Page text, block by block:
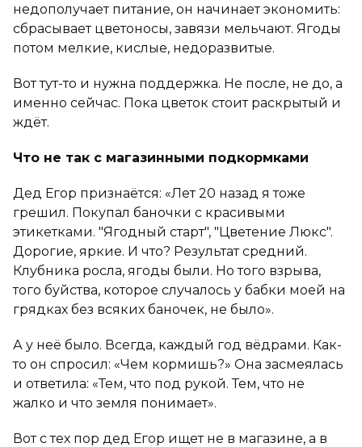
недополучает питание, он начинает экономить:
сбрасывает цветоносы, завязи мельчают. Ягоды
потом мелкие, кислые, недоразвитые.
Вот тут-то и нужна поддержка. Не после, не до, а
именно сейчас. Пока цветок стоит раскрытый и
ждёт.
Что не так с магазинными подкормками
Дед Егор признаётся: «Лет 20 назад я тоже
грешил. Покупал баночки с красивыми
этикетками. "Ягодный старт", "Цветение Люкс".
Дорогие, яркие. И что? Результат средний.
Клубника росла, ягоды были. Но того взрыва,
того буйства, которое случалось у бабки моей на
грядках без всяких баночек, не было».
А у неё было. Всегда, каждый год вёдрами. Как-
то он спросил: «Чем кормишь?» Она засмеялась
и ответила: «Тем, что под рукой. Тем, что не
жалко и что земля понимает».
Вот с тех пор дед Егор ищет не в магазине, а в